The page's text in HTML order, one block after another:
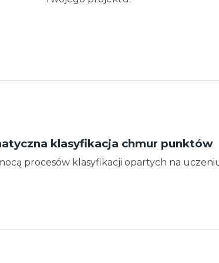
klasyfikacja chmur punktów
procesów klasyfikacji opartych na